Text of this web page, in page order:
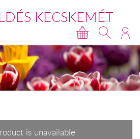
KECSKEMÉT
is unavailable